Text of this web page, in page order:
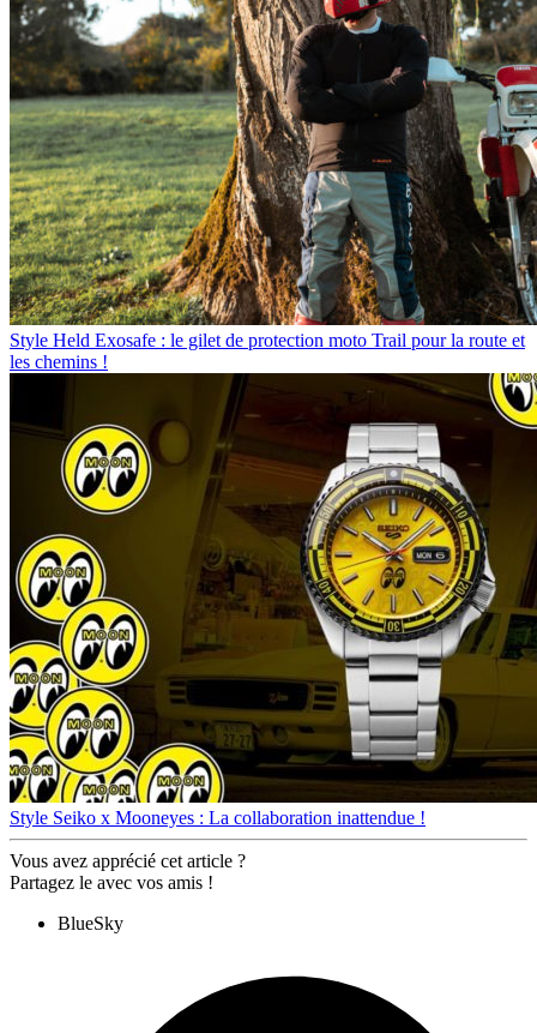
Style Held Exosafe : le gilet de protection moto Trail pour la route et
les chemins !
Style Seiko x Mooneyes : La collaboration inattendue !
Vous avez apprécié cet article ?
Partagez le avec vos amis !
BlueSky